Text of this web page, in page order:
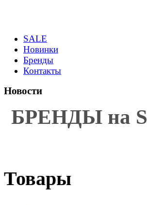
SALE
Новинки
Бренды
Контакты
Новости
БРЕНДЫ на S
Товары